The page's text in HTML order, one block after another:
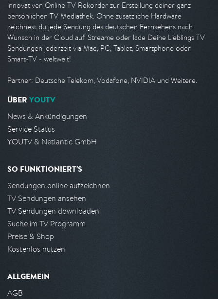
innovativen Online TV Rekorder zur Erstellung deiner ganz
persönlichen TV Mediathek. Ohne zusätzliche Hardware
zeichnest du jede Sendung des deutschen Fernsehens nach
Wunsch in der Cloud auf. Streame oder lade Deine Lieblings TV
Sendungen jederzeit via Mac, PC, Tablet, Smartphone oder
Smart-TV - weltweit!
Partner: Deutsche Telekom, Vodafone, NVIDIA und Weitere.
ÜBER YOUTV
News & Ankündigungen
Service Status
YOUTV & Netlantic GmbH
SO FUNKTIONIERT'S
Sendungen online aufzeichnen
TV Sendungen ansehen
TV Sendungen downloaden
Suche im TV Programm
Preise & Shop
Kostenlos nutzen
ALLGEMEIN
AGB